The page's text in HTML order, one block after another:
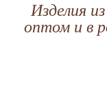
Изделия
оптом и в